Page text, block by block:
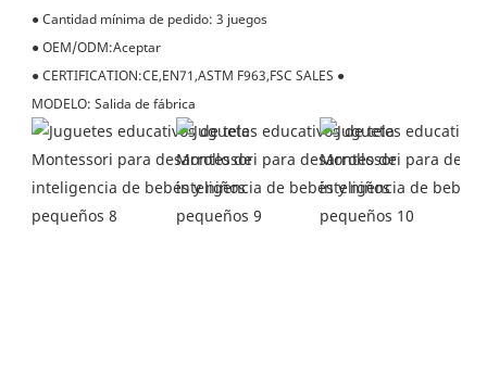
●Cantidad mínima de pedido: 3 juegos
●OEM/ODM:Aceptar
●CERTIFICATION:CE,EN71,ASTM F963,FSC SALES ●
MODELO: Salida de fábrica